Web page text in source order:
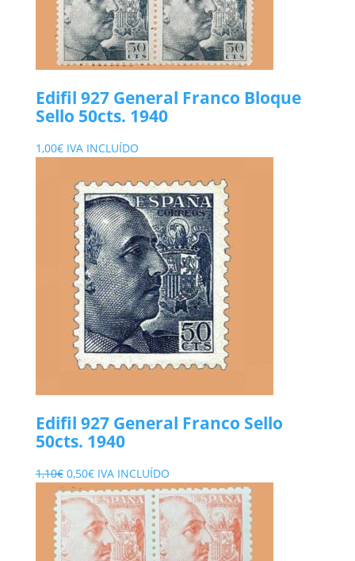
Edifil 927 General Franco Bloque
Sello 50cts. 1940
1,00€ IVA INCLUÍDO
Edifil 927 General Franco Sello
50cts. 1940
1,10€ El
precio
original
era:
1,10€.
0,50€El
precio
actual
es:
0,50€.
IVA INCLUÍDO